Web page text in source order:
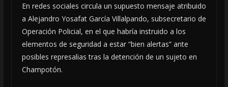
En redes sociales circula un supuesto mensaje atribuido
a Alejandro Yosafat García Villalpando, subsecretario de
Operación Policial, en el que habría instruido a los
elementos de seguridad a estar “bien alertas” ante
posibles represalias tras la detención de un sujeto en
Champotón.